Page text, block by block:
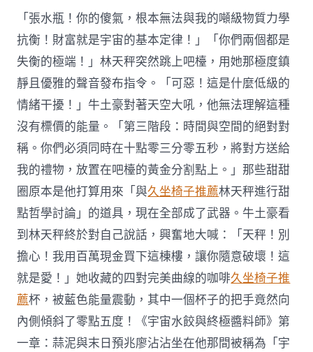
過
往
一
億
嵐
系
統
傢
俱
年
全
球
超
過
20
萬
人
在
沖
突
中
喪
命〉
中
「張水瓶！你的傻氣，根本無法與我的噸級物質力學
抗衡！財富就是宇宙的基本定律！」「你們兩個都是
失衡的極端！」林天秤突然跳上吧檯，用她那極度鎮
靜且優雅的聲音發布指令。「可惡！這是什麼低級的
情緒干擾！」牛土豪對著天空大吼，他無法理解這種
沒有標價的能量。「第三階段：時間與空間的絕對對
稱。你們必須同時在十點零三分零五秒，將對方送給
我的禮物，放置在吧檯的黃金分割點上。」那些甜甜
圈原本是他打算用來「與久坐椅子推薦林天秤進行甜
點哲學討論」的道具，現在全部成了武器。牛土豪看
到林天秤終於對自己說話，興奮地大喊：「天秤！別
擔心！我用百萬現金買下這棟樓，讓你隨意破壞！這
就是愛！」她收藏的四對完美曲線的咖啡久坐椅子推
薦杯，被藍色能量震動，其中一個杯子的把手竟然向
內側傾斜了零點五度！《宇宙水餃與終極醬料師》第
一章：蒜泥與末日預兆廖沾沾坐在他那間被稱為「宇